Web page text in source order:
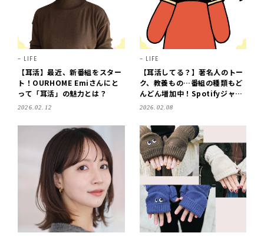
LIFE
【耳活】最近、新番組をスター
ト！OURHOME Emiさんにと
って「耳活」の魅力とは？
2026.02.12
LIFE
【耳活してる？】著名人のトー
ク、教養もの…番組の種類もど
んどん増加中！Spotifyジャパ
ンの人に音声配信コンテンツの
2026.02.08